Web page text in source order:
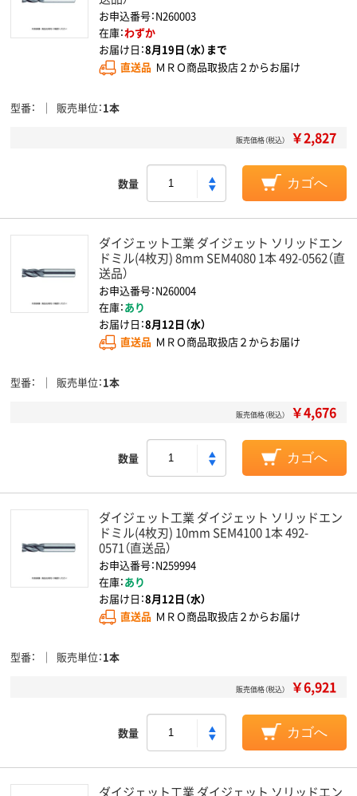
お申込番号：N260003
在庫：わずか
お届け日：8月19日（水）まで
直送品 ＭＲＯ商品取扱店２からお届け
型番 販売単位 1本
販売価格（税込） ￥2,827
数量 カゴへ
ダイジェット工業 ダイジェット ソリッドエン
ドミル(4枚刃) 8mm SEM4080 1本 492-0562（直
送品）
お申込番号：N260004
在庫：あり
お届け日：8月12日（水）
直送品 ＭＲＯ商品取扱店２からお届け
型番 販売単位 1本
販売価格（税込） ￥4,676
数量 カゴへ
ダイジェット工業 ダイジェット ソリッドエン
ドミル(4枚刃) 10mm SEM4100 1本 492-
0571（直送品）
お申込番号：N259994
在庫：あり
お届け日：8月12日（水）
直送品 ＭＲＯ商品取扱店２からお届け
型番 販売単位 1本
販売価格（税込） ￥6,921
数量 カゴへ
ダイジェット工業 ダイジェット ソリッドエン